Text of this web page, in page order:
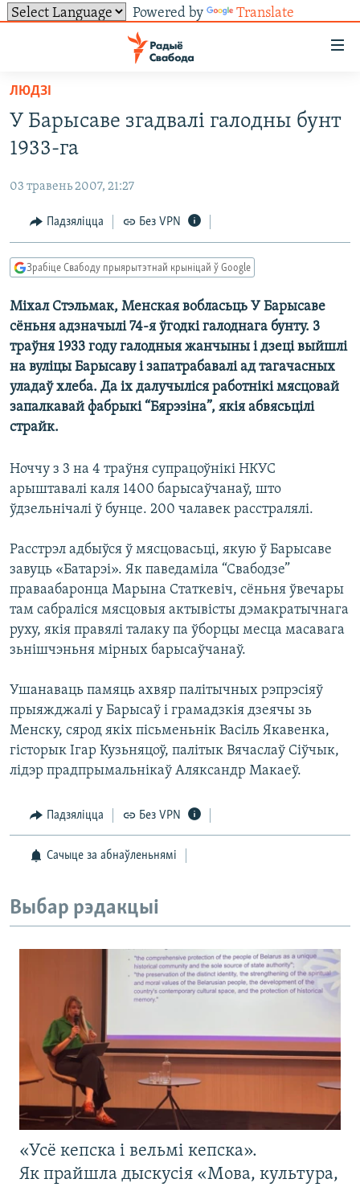
Powered by Translate
ўнівэрсальнага
доступу
Перайсьці
да
галоўнага
Перайсьці
Перайсьці
пошуку
УСЕ НАВІНЫ
ЛЮДЗІ
ПАЛІТЫКА
ВАЙНА
БЕЛАРУСЫ НА ВАЙНЕ
ПАЛІТВЯЗЬНІ
КУЛЬТУРА
КАЛЯНДАР
ТОЛЬКІ НА СВАБОДЗЕ
БЛОГІ
ГІСТОРЫЯ НА СВАБОДЗЕ
КНІГІ
АЎДЫЁКНІГІ
PREMIUM
МОВА
НА ХВАЛЯХ СВАБОДЫ
АБЫСЬЦІ БЛЯКАВАНЬНЕ
ПАДЗЯЛІЦЦА ІНФАРМАЦЫЯЙ
ПАДПІСАЦЦА
RSS
FACEBOOK
TWITTER
Усе сайты РС/РСЭ
ЛЮДЗІ
У Барысаве згадвалі галодны бунт
1933-га
03 травень 2007, 21:27
Падзяліцца Без VPN
Зрабіце Свабоду прыярытэтнай крыніцай ў Google
Міхал Стэльмак, Менская вобласьць У Барысаве
сёньня адзначылі 74-я ўгодкі галоднага бунту. 3
траўня 1933 году галодныя жанчыны і дзецi выйшлi
на вулiцы Барысаву і запатрабавалі ад тагачасных
уладаў хлеба. Да iх далучылiся работнiкi мясцовай
запалкавай фабрыкi “Бярэзiна”, якія абвясьцілі
страйк.
Ноччу з 3 на 4 траўня супрацоўнікі НКУС
арыштавалі каля 1400 барысаўчанаў, што
ўдзельнічалі ў бунце. 200 чалавек расстралялі.
Расстрэл адбыўся ў мясцовасьці, якую ў Барысаве
завуць «Батарэі». Як паведаміла “Свабодзе”
праваабаронца Марына Статкевіч, сёньня ўвечары
там сабраліся мясцовыя актывісты дэмакратычнага
руху, якія правялі талаку па ўборцы месца масавага
зьнішчэньня мірных барысаўчанаў.
Ушанаваць памяць ахвяр палітычных рэпрэсіяў
прыяжджалі у Барысаў і грамадзкія дзеячы зь
Менску, сярод якіх пісьменьнік Васіль Якавенка,
гісторык Ігар Кузьняцоў, палітык Вячаслаў Сіўчык,
лідэр прадпрымальнікаў Аляксандр Макаеў.
Падзяліцца Без VPN
Сачыце за абнаўленьнямі
Выбар рэдакцыі
«Усё кепска і вельмі кепска».
Як прайшла дыскусія «Мова, культура,